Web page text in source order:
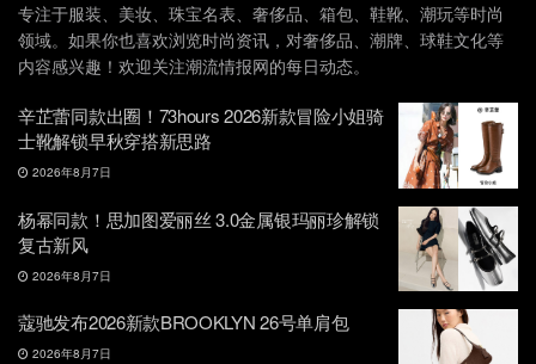
专注于服装、美妆、珠宝名表、奢侈品、箱包、鞋靴、潮玩等时尚
领域。如果你也喜欢浏览时尚资讯，对奢侈品、潮牌、球鞋文化等
内容感兴趣！欢迎关注潮流情报网的每日动态。
辛芷蕾同款出圈！73hours 2026新款冒险小姐骑
士靴解锁早秋穿搭新思路
2026年8月7日
杨幂同款！思加图爱丽丝 3.0金属银玛丽珍解锁
复古新风
2026年8月7日
蔻驰发布2026新款BROOKLYN 26号单肩包
2026年8月7日